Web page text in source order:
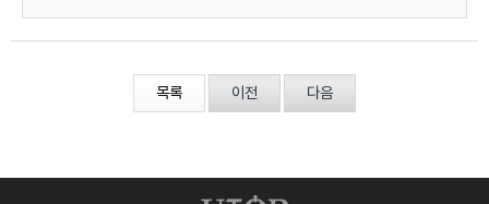
목록 이전 다음